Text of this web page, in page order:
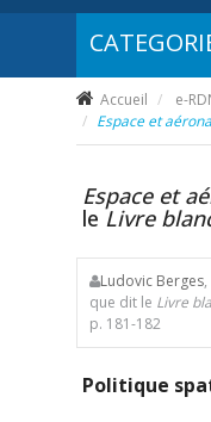
Accueil e-
Espace et
Espace et
le Livre
Ludovic Berges,
que dit le Livre
p. 181-182
Politique